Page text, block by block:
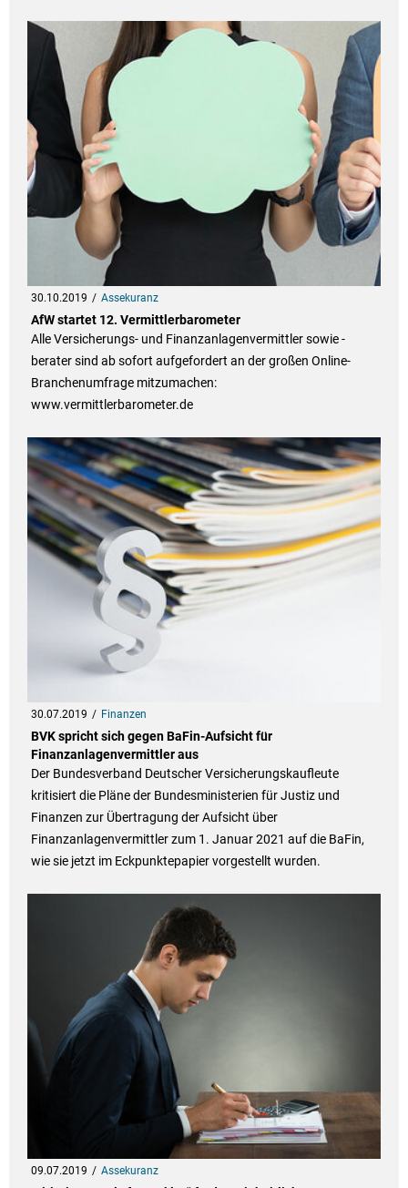
30.10.2019 Assekuranz
AfW startet 12. Vermittlerbarometer
Alle Versicherungs- und Finanzanlagenvermittler sowie -
berater sind ab sofort aufgefordert an der großen Online-
Branchenumfrage mitzumachen:
www.vermittlerbarometer.de
30.07.2019 Finanzen
BVK spricht sich gegen BaFin-Aufsicht für
Finanzanlagenvermittler aus
Der Bundesverband Deutscher Versicherungskaufleute
kritisiert die Pläne der Bundesministerien für Justiz und
Finanzen zur Übertragung der Aufsicht über
Finanzanlagenvermittler zum 1. Januar 2021 auf die BaFin,
wie sie jetzt im Eckpunktepapier vorgestellt wurden.
09.07.2019 Assekuranz